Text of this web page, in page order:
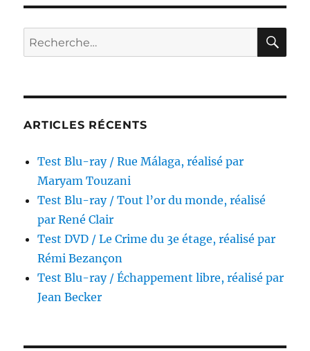
Les
Rescapés
du
Richard
Recherche
pour :
ARTICLES RÉCENTS
Test Blu-ray / Rue Málaga, réalisé par
Maryam Touzani
Test Blu-ray / Tout l’or du monde, réalisé
par René Clair
Test DVD / Le Crime du 3e étage, réalisé par
Rémi Bezançon
Test Blu-ray / Échappement libre, réalisé par
Jean Becker